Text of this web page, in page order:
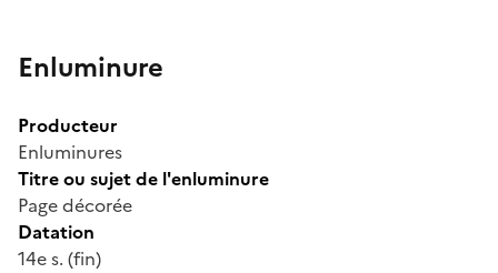
Enluminure
Producteur
Enluminures
Titre ou sujet de l'enluminure
Page décorée
Datation
14e s. (fin)